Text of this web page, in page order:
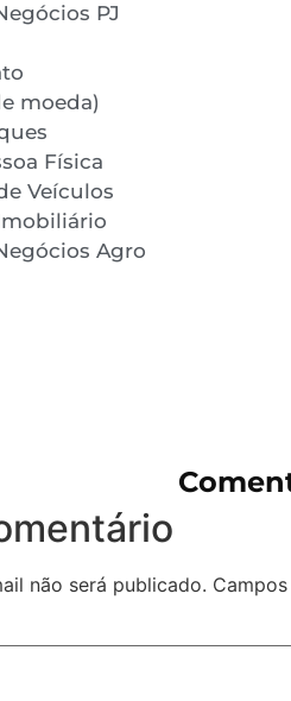
PJ
moeda)
Física
Veículos
Agro
não será publicado.